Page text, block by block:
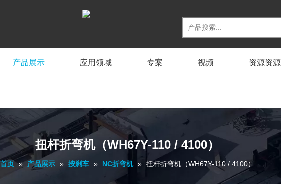
产品展示 应用领域 专案 视频 资源资源
扭杆折弯机（WH67Y-110 / 4100）
首页 » 产品展示 » 按刹车 » NC折弯机 » 扭杆折弯机（WH67Y-110 / 4100）